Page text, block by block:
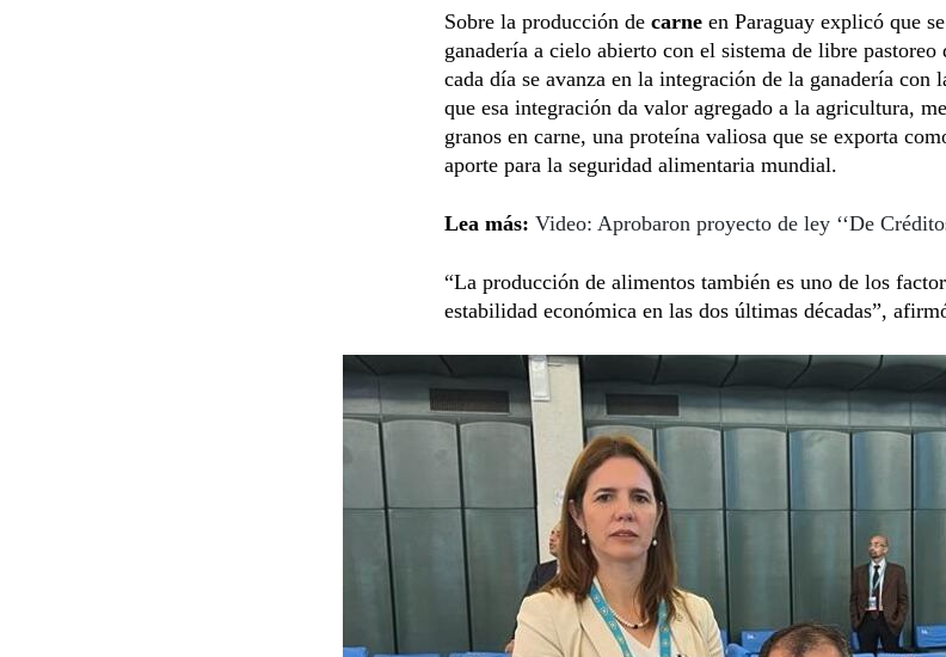
Sobre la producción de carne en Paraguay explicó que
ganadería a cielo abierto con el sistema de libre
cada día se avanza en la integración de la ganadería
que esa integración da valor agregado a la agricultura,
granos en carne, una proteína valiosa que se exporta
aporte para la seguridad alimentaria mundial.
Lea más: Video: Aprobaron proyecto de ley ‘‘De
“La producción de alimentos también es uno de los
estabilidad económica en las dos últimas décadas”,